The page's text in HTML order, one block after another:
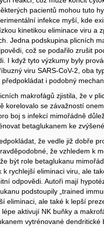
pacientů mohou tuto
infekce myší, kde
kinetikou eliminace viru a
Jedna podskupina plicních
což se podařilo zrušit
I když tyto výzkumy byly
viru SARS-CoV-2, oba
i podobný
makrofágů zjistila, že v
korelovalo se závažností
boj s infekcí mimořádně
betaglukanem ke
že vedle již dobře
že vzhledem k
být role betaglukanu
k rychlejší eliminaci viru, ale
odpovědi. Autoři mají
podstoupily „trained
eliminaci, ale také k lepší
aktivují NK buňky a
vytrénované